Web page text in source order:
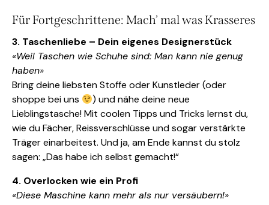
Für Fortgeschrittene: Mach’ mal was Krasseres
3. Taschenliebe – Dein eigenes Designerstück
«Weil Taschen wie Schuhe sind: Man kann nie genug
haben»
Bring deine liebsten Stoffe oder Kunstleder (oder
shoppe bei uns
) und nähe deine neue
Lieblingstasche! Mit coolen Tipps und Tricks lernst du,
wie du Fächer, Reissverschlüsse und sogar verstärkte
Träger einarbeitest. Und ja, am Ende kannst du stolz
sagen: „Das habe ich selbst gemacht!“
4. Overlocken wie ein Profi
«Diese Maschine kann mehr als nur versäubern!»